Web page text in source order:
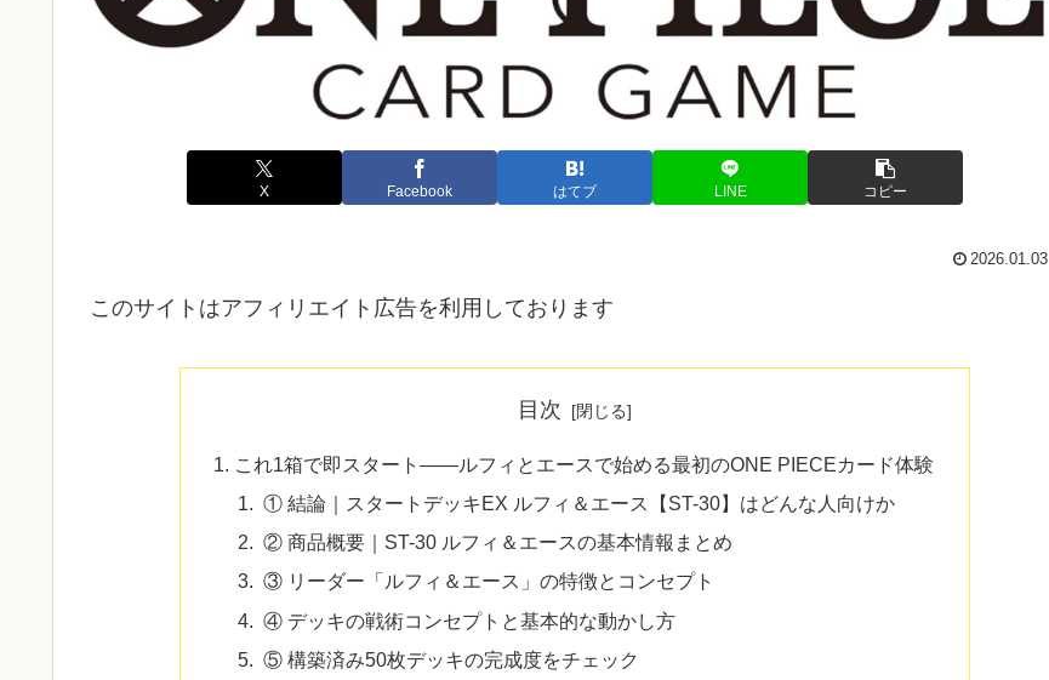
X Facebook はてブ LINE コピー
2026.01.03
このサイトはアフィリエイト広告を利用しております
目次
これ1箱で即スタート――ルフィとエースで始める最初のONE PIECEカード体験
① 結論｜スタートデッキEX ルフィ＆エース【ST-30】はどんな人向けか
② 商品概要｜ST-30 ルフィ＆エースの基本情報まとめ
③ リーダー「ルフィ＆エース」の特徴とコンセプト
④ デッキの戦術コンセプトと基本的な動かし方
⑤ 構築済み50枚デッキの完成度をチェック